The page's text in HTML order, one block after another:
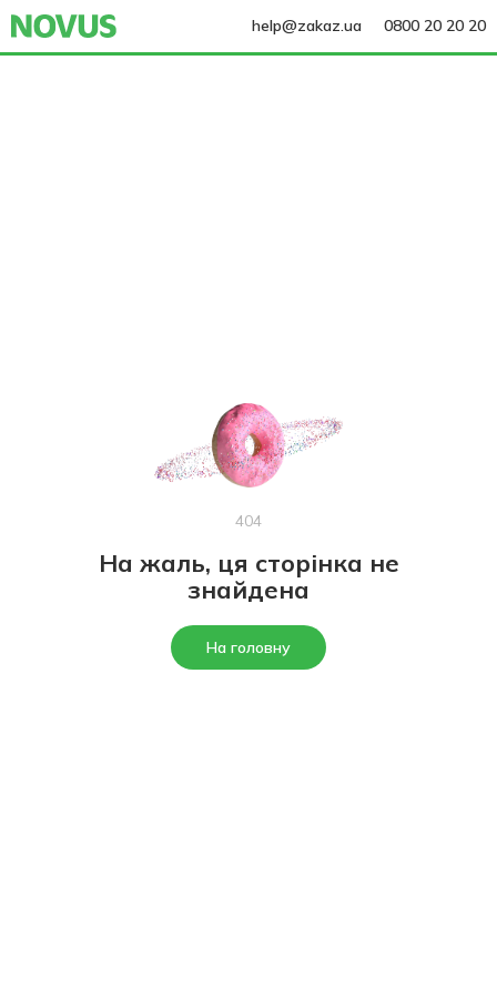
help@zakaz.ua 0800 20 20 20
404
На жаль, ця сторінка не
знайдена
На головну